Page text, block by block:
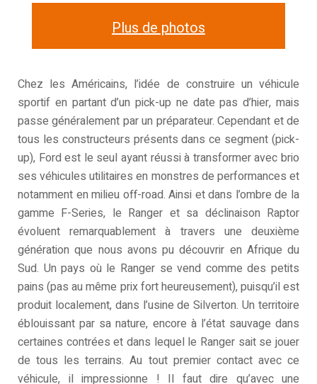
Plus de photos
Chez les Américains, l’idée de construire un véhicule
sportif en partant d’un pick-up ne date pas d’hier, mais
passe généralement par un préparateur. Cependant et de
tous les constructeurs présents dans ce segment (pick-
up), Ford est le seul ayant réussi à transformer avec brio
ses véhicules utilitaires en monstres de performances et
notamment en milieu off-road. Ainsi et dans l’ombre de la
gamme F-Series, le Ranger et sa déclinaison Raptor
évoluent remarquablement à travers une deuxième
génération que nous avons pu découvrir en Afrique du
Sud. Un pays où le Ranger se vend comme des petits
pains (pas au même prix fort heureusement), puisqu’il est
produit localement, dans l’usine de Silverton. Un territoire
éblouissant par sa nature, encore à l’état sauvage dans
certaines contrées et dans lequel le Ranger sait se jouer
de tous les terrains. Au tout premier contact avec ce
véhicule, il impressionne ! Il faut dire qu’avec une